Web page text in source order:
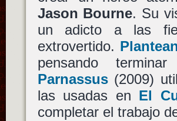
Jason Bourne. Su
un adicto a las
extrovertido.
pensando terminar
Parnassus(2009)
las usadas en El
completar el trabajo